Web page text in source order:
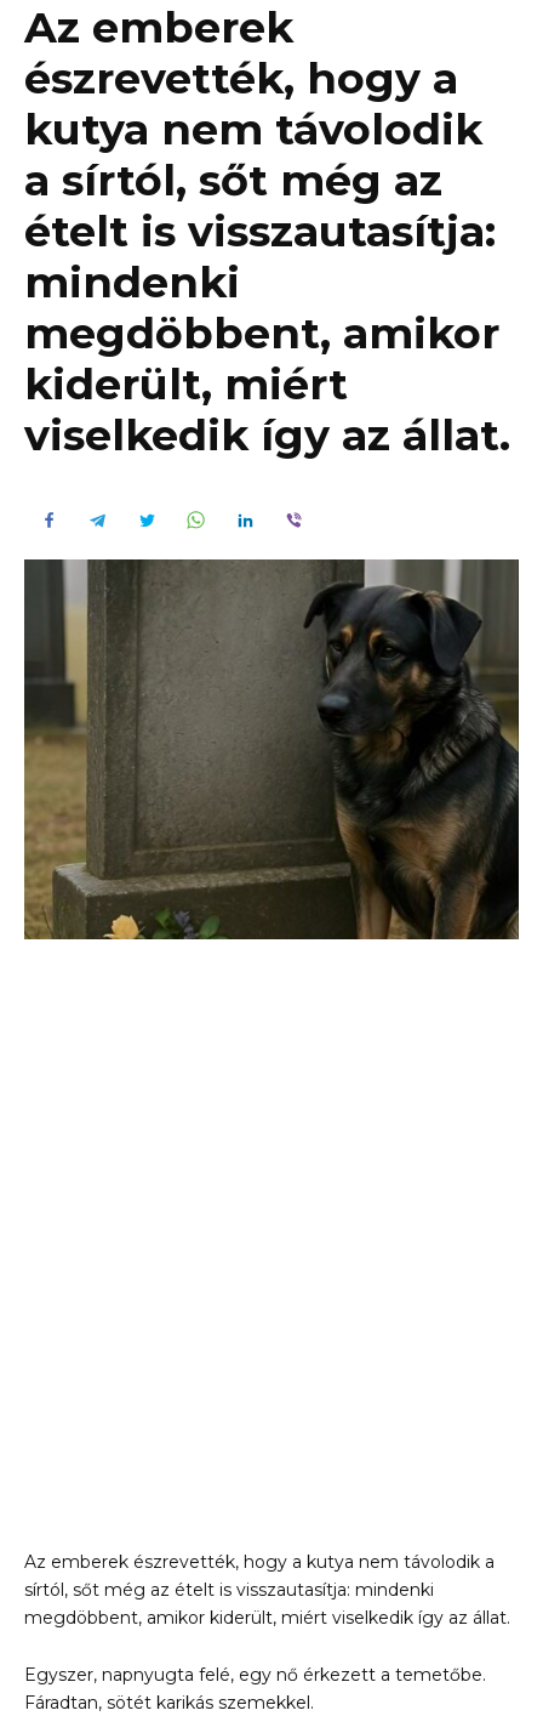
Az emberek
észrevették, hogy a
kutya nem távolodik
a sírtól, sőt még az
ételt is visszautasítja:
mindenki
megdöbbent, amikor
kiderült, miért
viselkedik így az állat.
Az emberek észrevették, hogy a kutya nem távolodik a
sírtól, sőt még az ételt is visszautasítja: mindenki
megdöbbent, amikor kiderült, miért viselkedik így az állat.
Egyszer, napnyugta felé, egy nő érkezett a temetőbe.
Fáradtan, sötét karikás szemekkel.